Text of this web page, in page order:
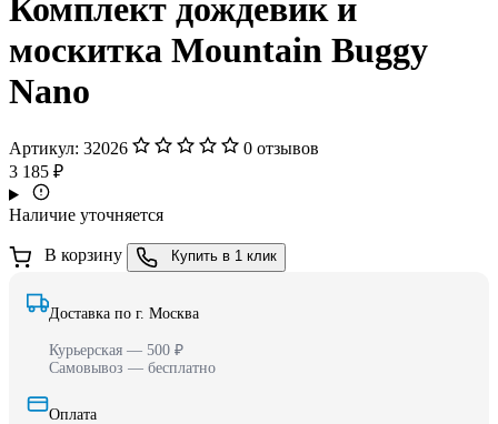
Комплект дождевик и
москитка Mountain Buggy
Nano
Артикул: 32026
0 отзывов
3 185 ₽
Наличие уточняется
В корзину Купить в 1 клик
Доставка по г. Москва
Курьерская — 500 ₽
Самовывоз — бесплатно
Оплата